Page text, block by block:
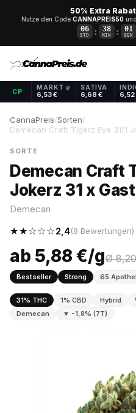
50% Extra
Nutze den Code CANNAPREIS50
06
STD : 38
MIN : 00
SEK
CP
MARKT ⌀
6,53 €
SATIVA
6,68 € 6,52
CannaPreis/Sorten/
Demecan Craft Tigerz Eye 31/1
SORTE
Demecan Craft
Jokerz 31 x
Demecan
★★☆☆☆2,4(8 Bewertungen)
ab 5,88 €/gØ
Bestseller
Strong 65
31% THC 1% CBD Hybrid
Demecan
▼ -1,8% (7T)